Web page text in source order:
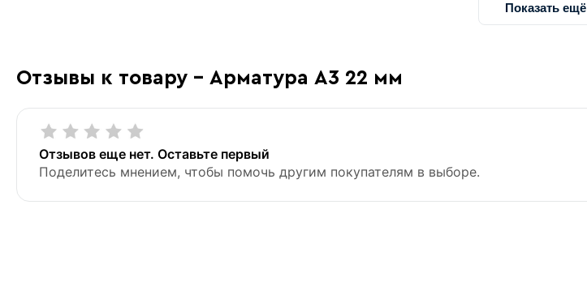
Показать ещё
Отзывы к товару - Арматура А3 22 мм
Отзывов еще нет. Оставьте первый
Поделитесь мнением, чтобы помочь другим покупателям в выборе.